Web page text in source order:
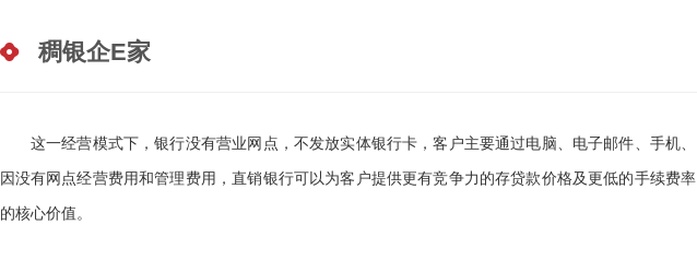
稠银企E家
这一经营模式下，银行没有营业网点，不发放实体银行卡，客户主要通过电脑、电子邮件、手机、
因没有网点经营费用和管理费用，直销银行可以为客户提供更有竞争力的存贷款价格及更低的手续费
的核心价值。